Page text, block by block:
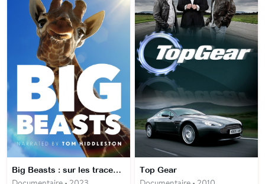
Big Beasts : sur les traces des géants Top Gear